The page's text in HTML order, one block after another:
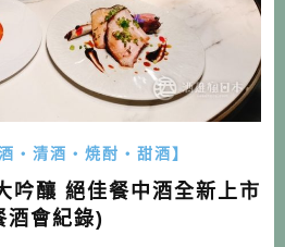
・清酒・焼酎・甜酒】
吟釀 絕佳餐中酒全新上市
酒會紀錄)